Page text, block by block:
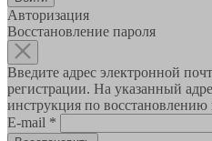
Авторизация
Восстановление пароля
Введите адрес электронной
регистрации. На указанный
инструкция по восстановлению
E-mail *